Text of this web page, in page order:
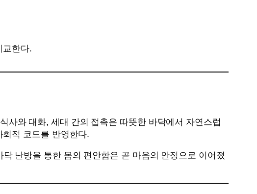
교한다.
사와 대화, 세대 간의 접촉은 따뜻한 바닥에서 자연스럽
적 코드를 반영한다.
난방을 통한 몸의 편안함은 곧 마음의 안정으로 이어졌